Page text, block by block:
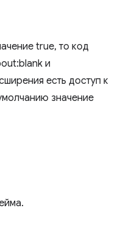
true, то код
и
есть доступ к
значение